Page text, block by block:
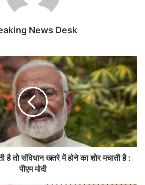
News Desk
तो संविधान खतरे में होने का शोर मचाती है :
पीएम मोदी